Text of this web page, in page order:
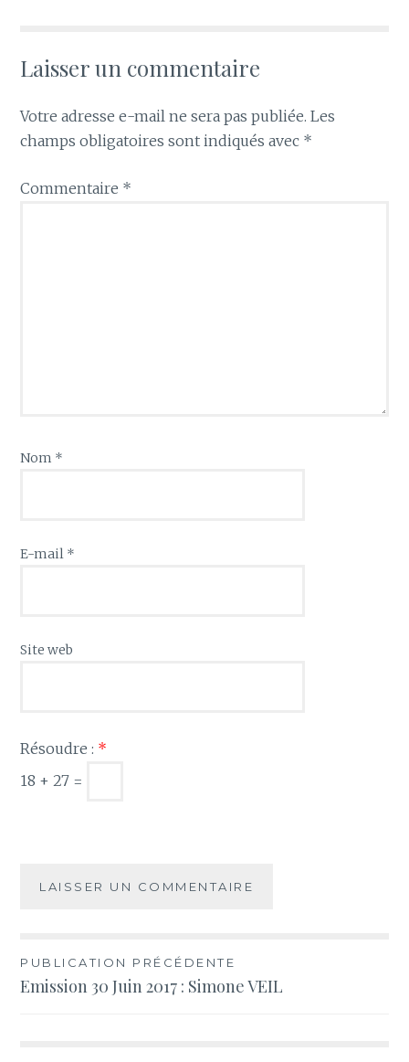
Laisser un commentaire
Votre adresse e-mail ne sera pas publiée. Les
champs obligatoires sont indiqués avec *
Commentaire *
Nom *
E-mail *
Site web
Résoudre : *
18 + 27 =
Navigation
de
PUBLICATION PRÉCÉDENTE
Emission 30 Juin 2017 : Simone VEIL